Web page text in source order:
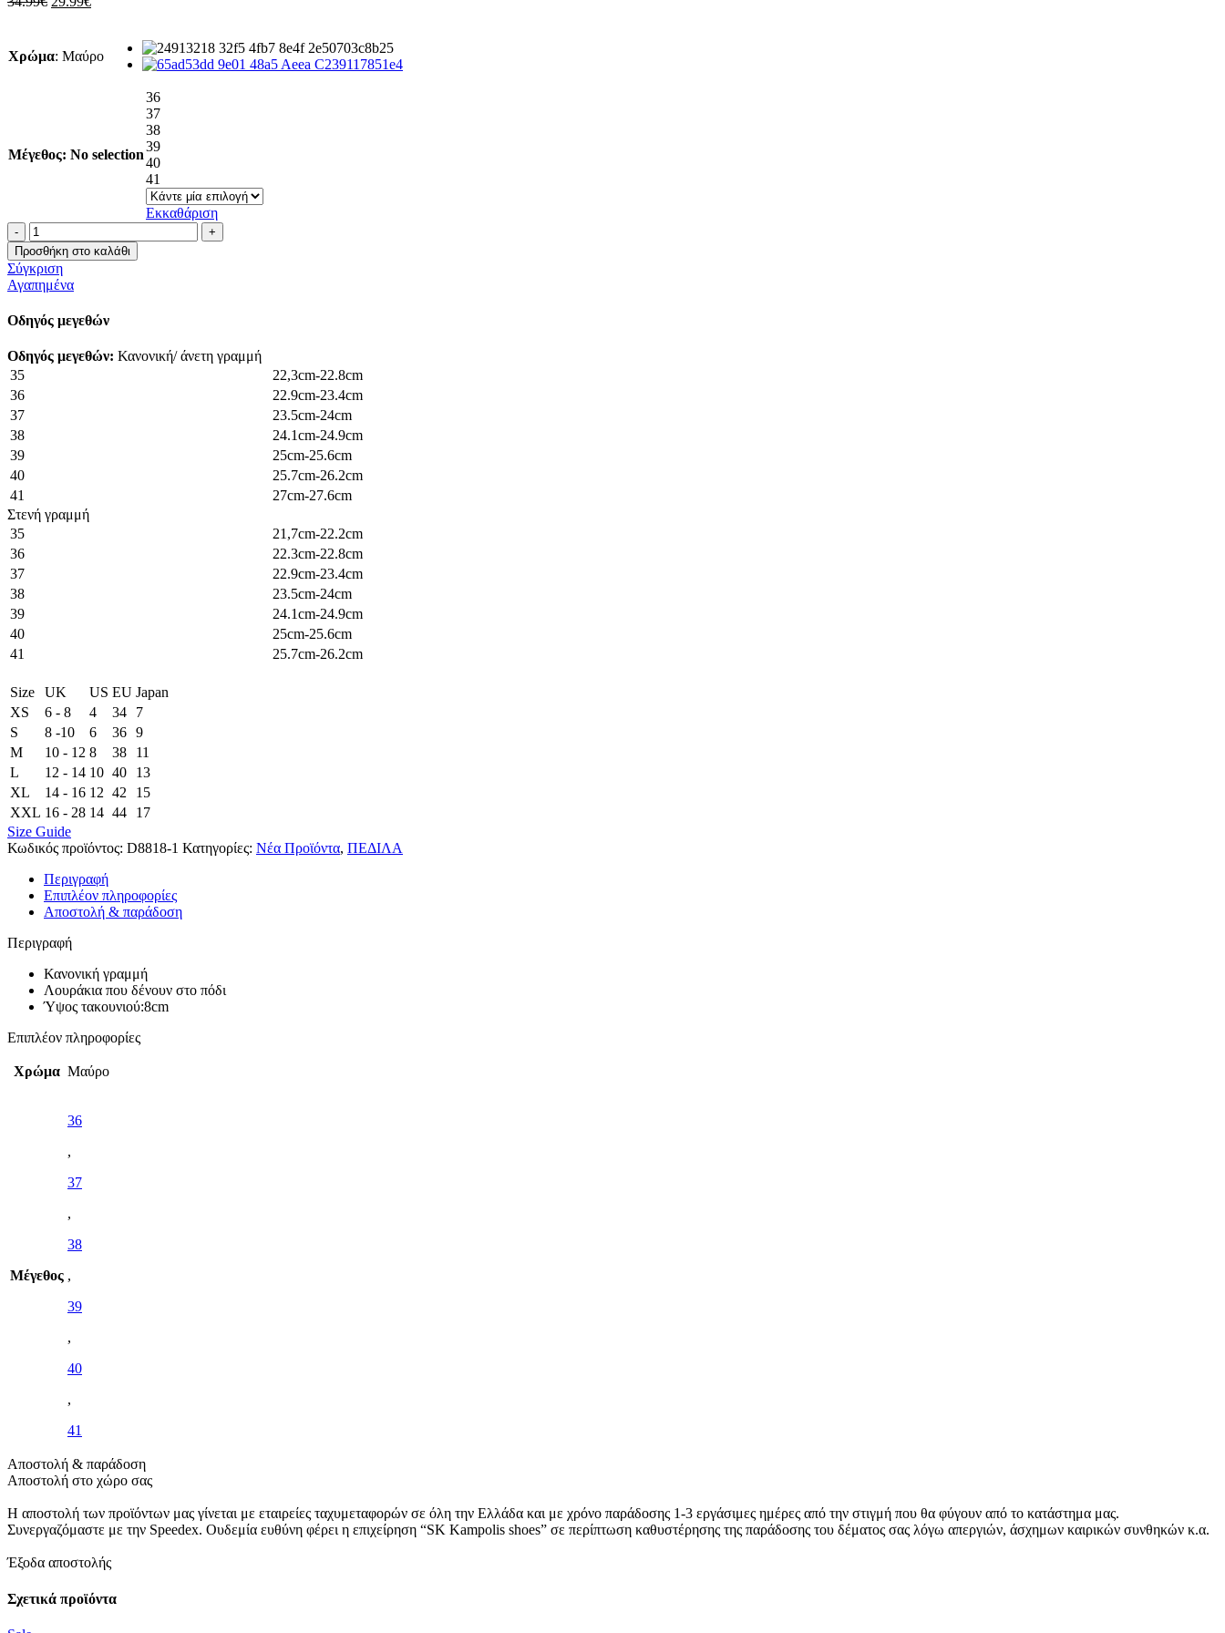
34.99€.
29.99€.
Χρώμα: Μαύρο
Μέγεθος: No selection
36
37
38
39
40
41
Εκκαθάριση
Πέδιλο
με
λουράκια
και
λεπτό
τακούνι
ποσότητα
Προσθήκη στο καλάθι
Σύγκριση
Αγαπημένα
Οδηγός μεγεθών
Οδηγός μεγεθών: Κανονική/ άνετη γραμμή
35
22,3cm-22.8cm
36
22.9cm-23.4cm
37
23.5cm-24cm
38
24.1cm-24.9cm
39
25cm-25.6cm
40
25.7cm-26.2cm
41
27cm-27.6cm
Στενή γραμμή
35
21,7cm-22.2cm
36
22.3cm-22.8cm
37
22.9cm-23.4cm
38
23.5cm-24cm
39
24.1cm-24.9cm
40
25cm-25.6cm
41
25.7cm-26.2cm
Size UK US EU Japan
XS
6 - 8 4 34
7
S
8 -10 6 36 9
M
10 - 12 8 38
11
L
12 - 14 10 40
13
XL
14 - 16 12 42
15
XXL 16 - 28 14 44
17
Size Guide
Κωδικός προϊόντος: D8818-1 Κατηγορίες: Νέα Προϊόντα, ΠΕΔΙΛΑ
Περιγραφή
Επιπλέον πληροφορίες
Αποστολή & παράδοση
Περιγραφή
Κανονική γραμμή
Λουράκια που δένουν στο πόδι
Ύψος τακουνιού:8cm
Επιπλέον πληροφορίες
Χρώμα Μαύρο
Μέγεθος
36
,
37
,
38
,
39
,
40
,
41
Αποστολή & παράδοση
Αποστολή στο χώρο σας
Η αποστολή των προϊόντων μας γίνεται με εταιρείες ταχυμεταφορών σε όλη την Ελλάδα και με χρόνο παράδοσης 1-3 εργάσιμες ημέρες από την στιγμή που θα φύγουν από το κατάστημα μας.
Συνεργαζόμαστε με την Speedex. Oυδεμία ευθύνη φέρει η επιχείρηση “SK Kampolis shoes” σε περίπτωση καθυστέρησης της παράδοσης του δέματος σας λόγω απεργιών, άσχημων καιρικών συνθηκών κ.α.
Έξοδα αποστολής
Σχετικά προϊόντα